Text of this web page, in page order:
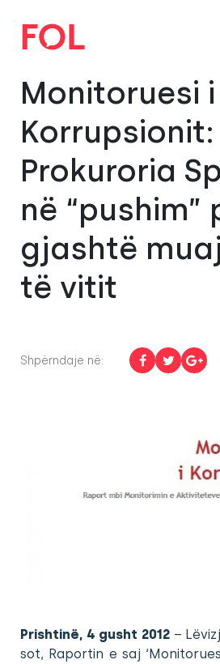
Monitoruesi i
Korrupsionit:
Prokuroria
në “pushim”
gjashtë
të vitit
Shpërndaje në:
Prishtinë, 4 gusht 2012 –
sot, Raportin e saj